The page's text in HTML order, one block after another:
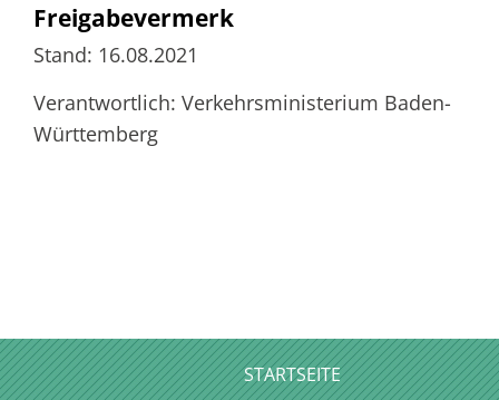
Freigabevermerk
Stand: 16.08.2021
Verantwortlich: Verkehrsministerium Baden-
Württemberg
STARTSEITE